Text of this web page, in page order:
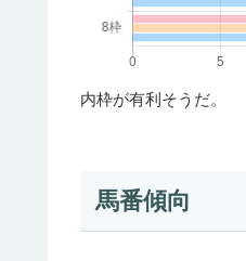
内枠が有利そうだ。
馬番傾向